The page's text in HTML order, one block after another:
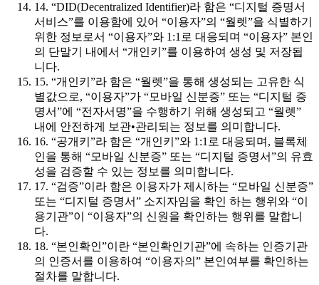
14. “DID(Decentralized Identifier)라 함은 “디지털 증명서
서비스”를 이용함에 있어 “이용자”의 “월렛”을 식별하기
위한 정보로서 “이용자”와 1:1로 대응되며 “이용자” 본인
의 단말기 내에서 “개인키”를 이용하여 생성 및 저장됩
니다.
15. “개인키”라 함은 “월렛”을 통해 생성되는 고유한 식
별값으로, “이용자”가 “모바일 신분증” 또는 “디지털 증
명서”에 “전자서명”을 수행하기 위해 생성되고 “월렛”
내에 안전하게 보관•관리되는 정보를 의미합니다.
16. “공개키”라 함은 “개인키”와 1:1로 대응되며, 블록체
인을 통해 “모바일 신분증” 또는 “디지털 증명서”의 유효
성을 검증할 수 있는 정보를 의미합니다.
17. “검증”이라 함은 이용자가 제시하는 “모바일 신분증”
또는 “디지털 증명서” 소지자임을 확인 하는 행위와 “이
용기관”이 “이용자”의 신원을 확인하는 행위를 말합니
다.
18. “본인확인”이란 “본인확인기관”에 속하는 인증기관
의 인증서를 이용하여 “이용자의” 본인여부를 확인하는
절차를 말합니다.